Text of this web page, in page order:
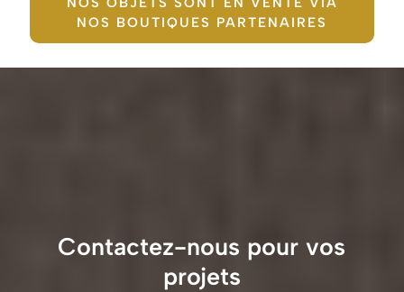
NOS BOUTIQUES PARTENAIRES
Contactez-nous pour vos
projets